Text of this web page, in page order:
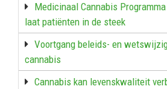
Medicinaal Cannabis
laat patiënten in de steek
Voortgang beleids- en
cannabis
Cannabis kan levenskwaliteit